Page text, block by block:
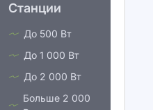
Станции
До 500 Вт
До 1 000 Вт
До 2 000 Вт
Больше 2 000